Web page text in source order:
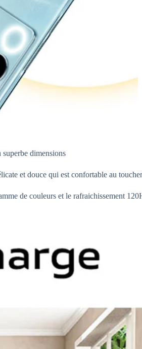
dimensions
et douce qui est confortable au
de couleurs et le rafraichissement